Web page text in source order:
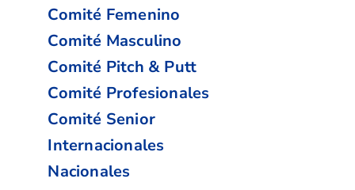
Comité Femenino
Comité Masculino
Comité Pitch & Putt
Comité Profesionales
Comité Senior
Internacionales
Nacionales